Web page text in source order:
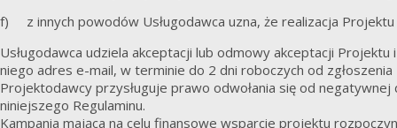
f) z innych powodów Usługodawca uzna, że realizacja Projektu
Usługodawca udziela akceptacji lub odmowy akceptacji
niego adres e-mail, w terminie do 2 dni roboczych od
Projektodawcy przysługuje prawo odwołania się od
niniejszego Regulaminu.
Kampania mająca na celu finansowe wsparcie projektu